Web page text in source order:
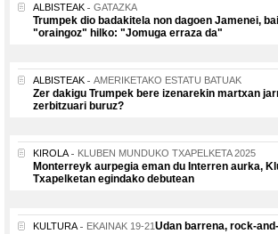
ALBISTEAK GATAZKA
Trumpek dio badakitela non dagoen Jamenei,
"oraingoz" hilko: "Jomuga erraza da"
ALBISTEAK AMERIKETAKO ESTATU BATUAK
Zer dakigu Trumpek bere izenarekin martxan
zerbitzuari buruz?
KIROLA KLUBEN MUNDUKO TXAPELKETA 2025
Monterreyk aurpegia eman du Interren aurka,
Txapelketan egindako debutean
KULTURA EKAINAK 19-21Udan barrena, rock-